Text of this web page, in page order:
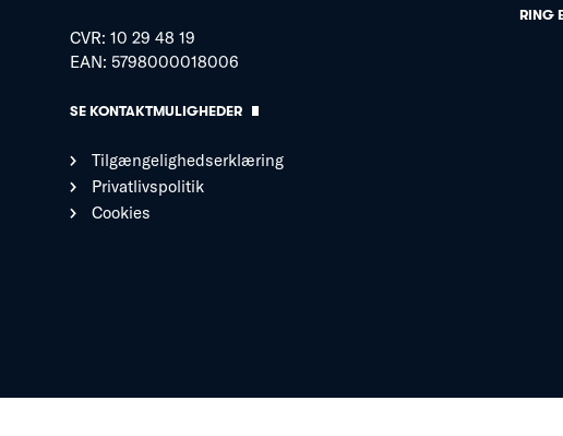
CVR: 10 29 48 19
EAN: 5798000018006
SE KONTAKTMULIGHEDER
Tilgængelighedserklæring
Privatlivspolitik
Cookies
RING